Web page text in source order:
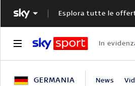
Esplora tutte le
In
GERMANIA News